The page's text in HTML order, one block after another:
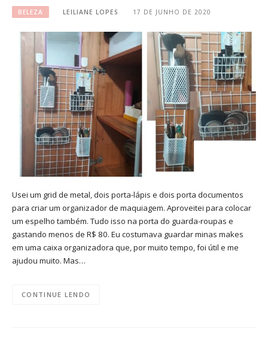
BELEZA LEILIANE LOPES 17 DE JUNHO DE 2020
Usei um grid de metal, dois porta-lápis e dois porta documentos
para criar um organizador de maquiagem. Aproveitei para colocar
um espelho também. Tudo isso na porta do guarda-roupas e
gastando menos de R$ 80. Eu costumava guardar minas makes
em uma caixa organizadora que, por muito tempo, foi útil e me
ajudou muito. Mas…
CONTINUE LENDO